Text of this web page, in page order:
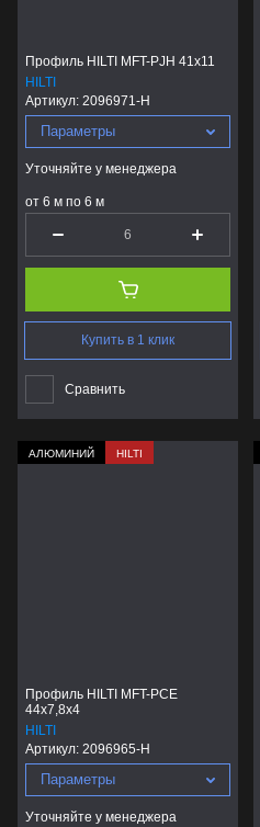
Профиль HILTI MFT-PJH 41x11
HILTI
Артикул: 2096971-H
Параметры
Уточняйте у менеджера
от 6 м по 6 м
Купить в 1 клик
Сравнить
АЛЮМИНИЙ HILTI
Профиль HILTI MFT-PCE
44x7,8x4
HILTI
Артикул: 2096965-H
Параметры
Уточняйте у менеджера